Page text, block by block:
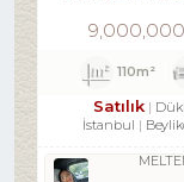
9,000,000
110m²
Satılık
İstanbul